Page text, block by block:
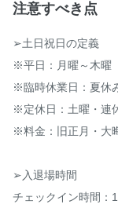
注意すべき点
➢土日祝日の定義
※平日：月曜～木曜
※臨時休業日：夏休
※定休日：土曜・連
※料金：旧正月・大
➢入退場時間
チェックイン時間：